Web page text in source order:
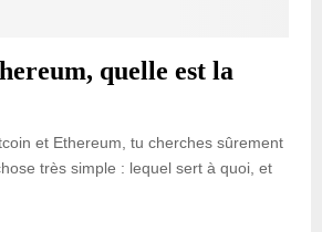
quelle est la
et Ethereum, tu cherches sûrement
très simple : lequel sert à quoi, et